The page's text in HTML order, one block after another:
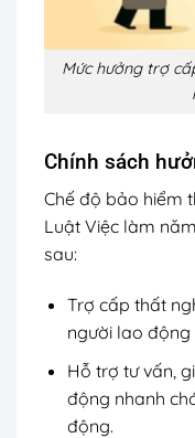
Mức hưởng trợ
Chính sách
Chế độ bảo hiểm
Luật Việc làm
sau:
Trợ cấp thất
người lao động
Hỗ trợ tư vấn,
động nhanh
động.